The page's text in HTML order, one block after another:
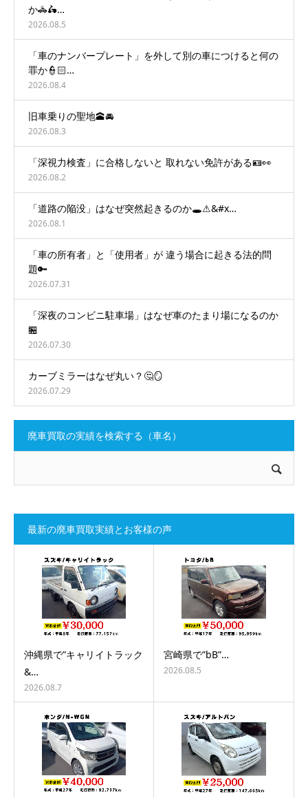
か🚓🛵…
2026.08.5
「車のナンバープレート」を外して別の車につけると何の
罪か👮🏻…
2026.08.4
旧車乗りの聖地🕋🚘
2026.08.3
「深視力検査」に合格しないと 取れない免許がある🪪👀
2026.08.2
「道路の陥没」はなぜ突然起きるのか🕳️⚠&#x…
2026.08.1
「車の所有者」と「使用者」が 違う場合に起きる法的問
題🔑
2026.07.31
「深夜のコンビニ駐車場」はなぜ車のたまり場になるのか
🏪
2026.07.30
カーブミラーはなぜ丸い？🤔🪞
2026.07.29
廃車買取の実績を検索する（車名）
最新の廃車買取実績とお客様の声
沖縄県で”キャリイトラック
&…
2026.08.7
宮崎県で”bB”…
2026.08.5